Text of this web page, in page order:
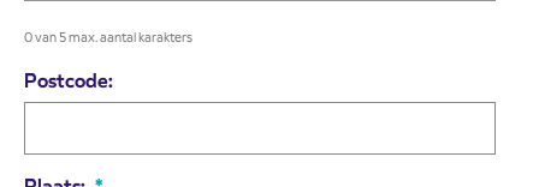
0 van 5 max. aantal karakters
Postcode: